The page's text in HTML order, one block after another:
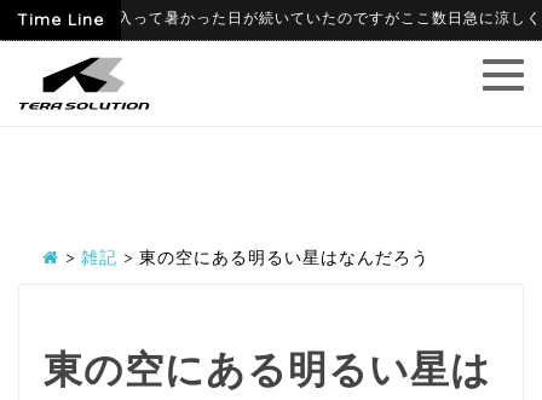
Time Line
06-09 6月に入って暑かった日が続いていたのですがここ数日急に涼しく
> 雑記 > 東の空にある明るい星はなんだろう
東の空にある明るい星は